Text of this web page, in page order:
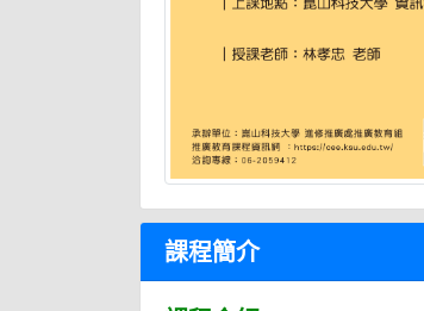
課程簡介